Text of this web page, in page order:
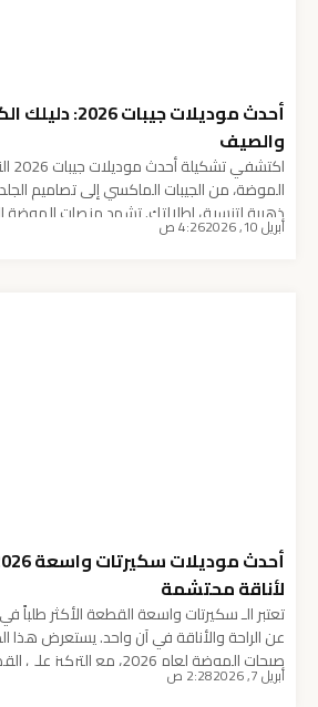
أحدث موديلات
والصيف
الموضة، من الجيبات الماكسي إلى تصاميم
ذهبية لتنسيق إطلالتك. تشهد منصات الموضة
أبريل 10, 2026 4:26 ص
لأناقة محتشمة
تعتبر الـ سكيرتات واسعة القطعة الأكثر طلباً
عن الراحة والأناقة في آن واحد. يستعرض هذا
صيحات الموضة لعام 2026، مع
والأقمشة الانسيابية التي تمنحك مظهراً ملكياً
أبريل 7, 2026 2:28 ص